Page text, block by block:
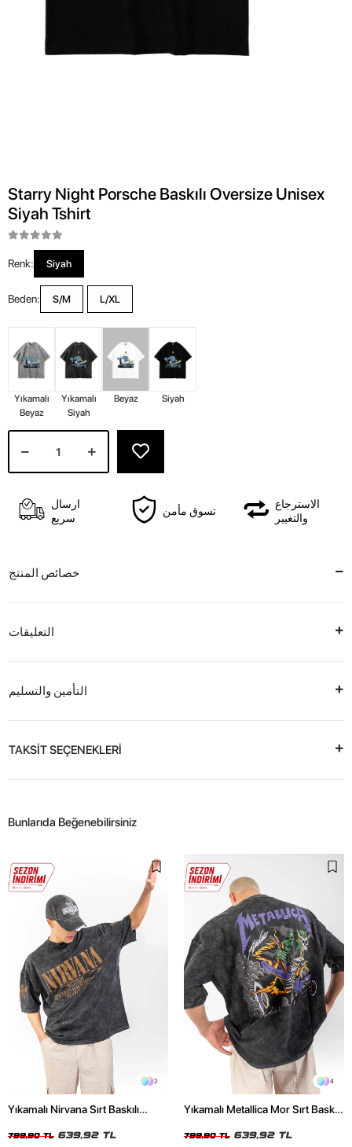
Starry Night Porsche Baskılı Oversize Unisex
Siyah Tshirt
Renk: Siyah
Beden: S/M L/XL
Yıkamalı
Beyaz
Yıkamalı
Siyah
Beyaz Siyah
ارسال
سريع
تسوق مأمن
الاسترجاع
والتغيير
خصائص المنتج
التعليقات
التأمين والتسليم
TAKSİT SEÇENEKLERİ
Bunlarıda Beğenebilirsiniz
2
Yıkamalı Nirvana Sırt Baskılı
799,90 TL 639,92 TL
4
Yıkamalı Metallica Mor Sırt Baskılı
799,90 TL 639,92 TL